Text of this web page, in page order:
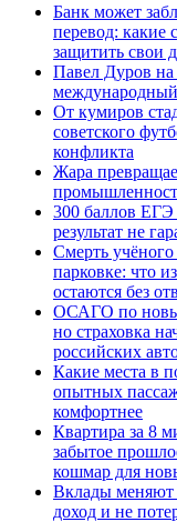
Банк может
перевод: какие
защитить свои
Павел Дуров на
международный
От кумиров
советского
конфликта
Жара
300 баллов
результат не
Смерть
парковке: что
остаются без
ОСАГО по
но страховка
российских
Какие места в
опытных
комфортнее
Квартира за 8
забытое
кошмар для
Вклады меняют
доход и не